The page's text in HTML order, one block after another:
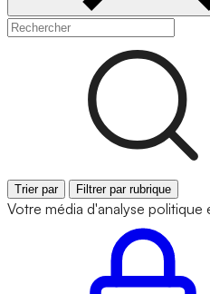
Trier par Filtrer par rubrique
Votre média d'analyse